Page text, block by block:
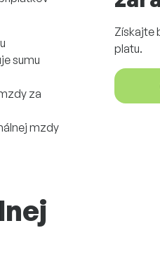
sumu
za
mzdy
Získajte
platu.